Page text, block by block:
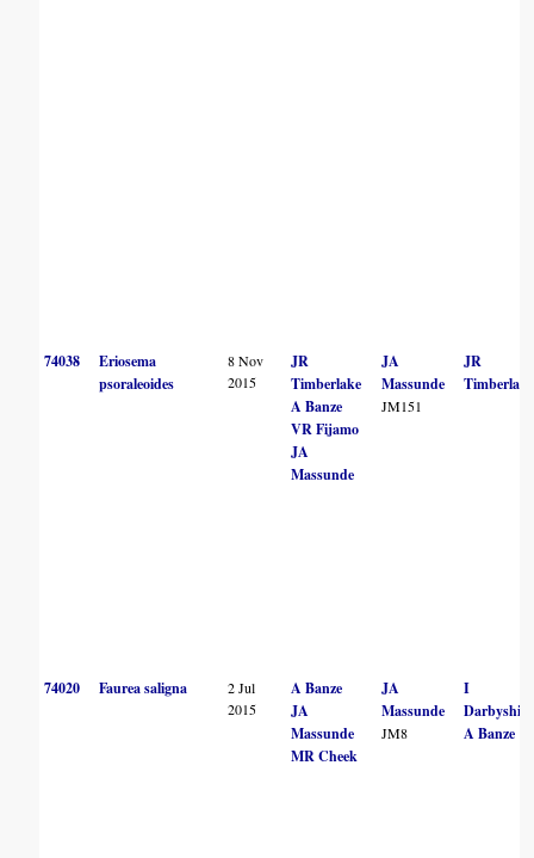
74038
Eriosema
psoraleoides
8 Nov
2015
JR
Timberlake
A Banze
VR Fijamo
JA
Massunde
JA
Massunde
JM151
JR
Timberlake
74020 Faurea saligna
2 Jul
2015
A Banze
JA
Massunde
MR Cheek
JA
Massunde
JM8
I
Darbyshire
A Banze